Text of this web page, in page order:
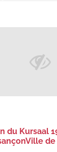
du Kursaal